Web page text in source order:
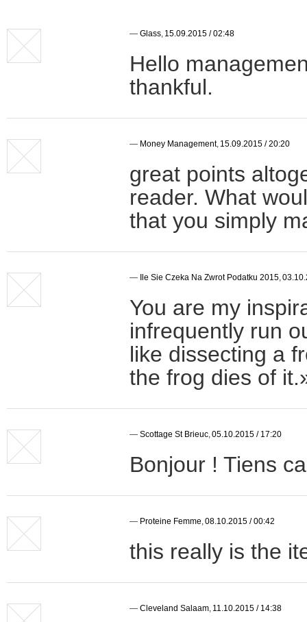
— Glass, 15.09.2015 / 02:48
Hello
thankful.
— Money Management, 15.09.2015 / 20:20
great points
reader. What
that you simply
— Ile Sie Czeka Na Zwrot Podatku 2015,
You are my
infrequently run
like dissecting a
the frog dies of
— Scottage St Brieuc,05.10.2015 / 17:20
Bonjour ! Tiens
— Proteine Femme,08.10.2015 / 00:42
this really is the
— Cleveland Salaam, 11.10.2015 / 14:38